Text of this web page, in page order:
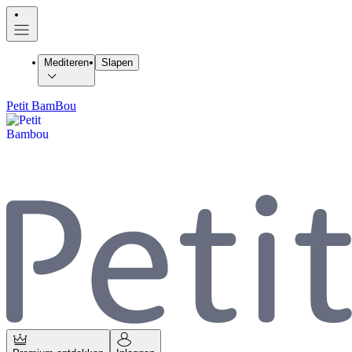
Mediteren Slapen
Petit BamBou